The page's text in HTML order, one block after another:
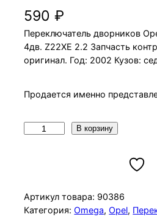
590₽
Переключатель дворников
4дв. Z22XE 2.2 Запчасть
оригинал. Год: 2002 Кузов:
Продается именно
ч
е
В корзину
Артикул товара: 90386
Категория:Omega, Opel,